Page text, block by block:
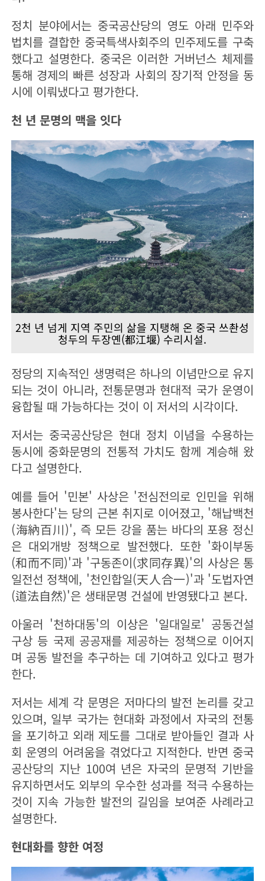
정치 분야에서는 중국공산당의 영도 아래 민주와
법치를 결합한 중국특색사회주의 민주제도를 구축
했다고 설명한다. 중국은 이러한 거버넌스 체제를
통해 경제의 빠른 성장과 사회의 장기적 안정을 동
시에 이뤄냈다고 평가한다.
천 년 문명의 맥을 잇다
2천 년 넘게 지역 주민의 삶을 지탱해 온 중국 쓰촨성
청두의 두장옌(都江堰) 수리시설.
정당의 지속적인 생명력은 하나의 이념만으로 유지
되는 것이 아니라, 전통문명과 현대적 국가 운영이
융합될 때 가능하다는 것이 이 저서의 시각이다.
저서는 중국공산당은 현대 정치 이념을 수용하는
동시에 중화문명의 전통적 가치도 함께 계승해 왔
다고 설명한다.
예를 들어 '민본' 사상은 '전심전의로 인민을 위해
봉사한다'는 당의 근본 취지로 이어졌고, '해납백천
(海納百川)', 즉 모든 강을 품는 바다의 포용 정신
은 대외개방 정책으로 발전했다. 또한 '화이부동
(和而不同)'과 '구동존이(求同存異)'의 사상은 통
일전선 정책에, '천인합일(天人合一)'과 '도법자연
(道法自然)'은 생태문명 건설에 반영됐다고 본다.
아울러 '천하대동'의 이상은 '일대일로' 공동건설
구상 등 국제 공공재를 제공하는 정책으로 이어지
며 공동 발전을 추구하는 데 기여하고 있다고 평가
한다.
저서는 세계 각 문명은 저마다의 발전 논리를 갖고
있으며, 일부 국가는 현대화 과정에서 자국의 전통
을 포기하고 외래 제도를 그대로 받아들인 결과 사
회 운영의 어려움을 겪었다고 지적한다. 반면 중국
공산당의 지난 100여 년은 자국의 문명적 기반을
유지하면서도 외부의 우수한 성과를 적극 수용하는
것이 지속 가능한 발전의 길임을 보여준 사례라고
설명한다.
현대화를 향한 여정